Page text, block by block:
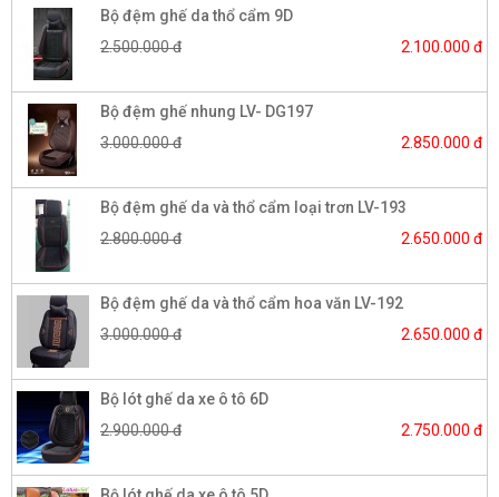
Bộ đệm ghế da thổ cẩm 9D
2.500.000 đ
2.100.000 đ
Bộ đệm ghế nhung LV- DG197
3.000.000 đ
2.850.000 đ
Bộ đệm ghế da và thổ cẩm loại trơn LV-193
2.800.000 đ
2.650.000 đ
Bộ đệm ghế da và thổ cẩm hoa văn LV-192
3.000.000 đ
2.650.000 đ
Bộ lót ghế da xe ô tô 6D
2.900.000 đ
2.750.000 đ